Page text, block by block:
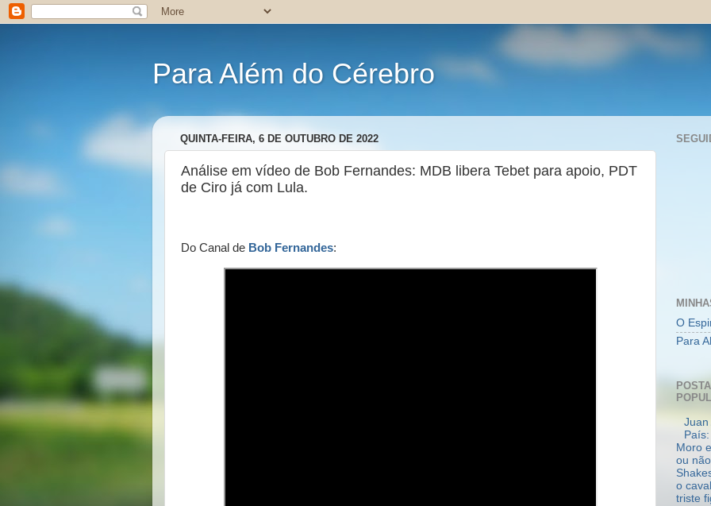
Para Além do Cérebro
QUINTA-FEIRA, 6 DE OUTUBRO DE 2022
Análise em vídeo de Bob Fernandes: MDB libera Tebet para apoio, PDT
de Ciro já com Lula.
Do Canal de Bob Fernandes:
O
Para
Juan
Moro
ou
o
triste